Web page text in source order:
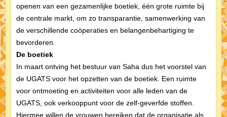
openen van een gezamenlijke boetiek, één grote ruimte bij
de centrale markt, om zo transparantie, samenwerking van
de verschillende coöperaties en belangenbehartiging te
bevorderen.
De boetiek
In maart ontving het bestuur van Saha dus het voorstel van
de UGATS voor het opzetten van de boetiek. Een ruimte
voor ontmoeting en activiteiten voor alle leden van de
UGATS, ook verkooppunt voor de zelf-geverfde stoffen.
Hiermee willen de vrouwen bereiken dat de organisatie als